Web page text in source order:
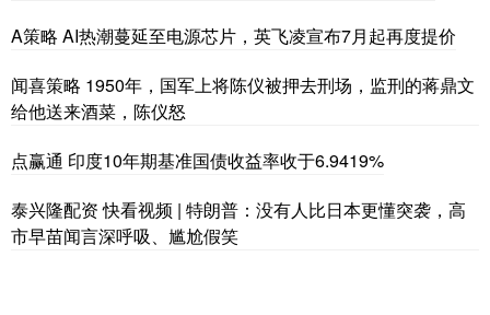
A策略 AI热潮蔓延至电源芯片，英飞凌宣布7月起再度提价
闻喜策略 1950年，国军上将陈仪被押去刑场，监刑的蒋鼎文
给他送来酒菜，陈仪怒
点赢通 印度10年期基准国债收益率收于6.9419%
泰兴隆配资 快看视频 | 特朗普：没有人比日本更懂突袭，高
市早苗闻言深呼吸、尴尬假笑